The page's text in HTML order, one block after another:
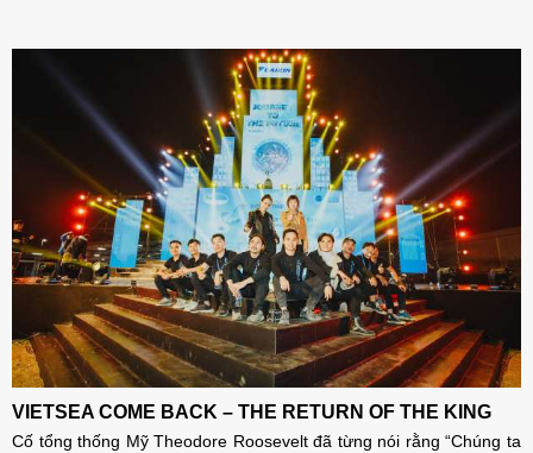
VIETSEA COME BACK – THE RETURN OF THE KING
Cố tổng thống Mỹ Theodore Roosevelt đã từng nói rằng “Chúng ta